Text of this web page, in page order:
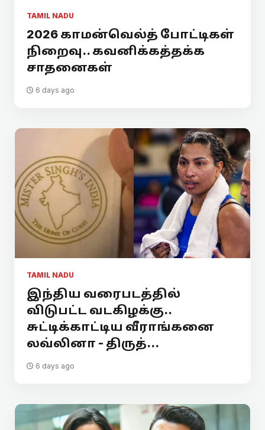
TAMIL NADU
2026 காமன்வெல்த் போட்டிகள்
நிறைவு.. கவனிக்கத்தக்க
சாதனைகள்
6 days ago
TAMIL NADU
இந்திய வரைபடத்தில்
விடுபட்ட வடகிழக்கு..
சுட்டிக்காட்டிய வீராங்கனை
லவ்லினா - திருத்...
6 days ago